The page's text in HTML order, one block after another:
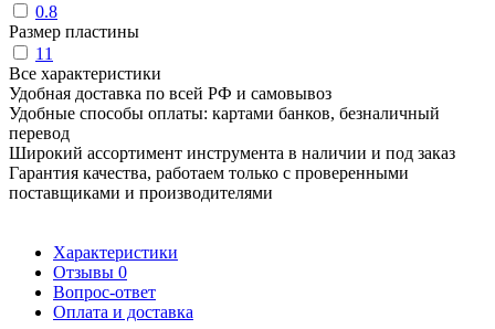
0.8
Размер пластины
11
Все характеристики
Удобная доставка по всей РФ и самовывоз
Удобные способы оплаты: картами банков, безналичный
перевод
Широкий ассортимент инструмента в наличии и под заказ
Гарантия качества, работаем только с проверенными
поставщиками и производителями
Характеристики
Отзывы 0
Вопрос-ответ
Оплата и доставка